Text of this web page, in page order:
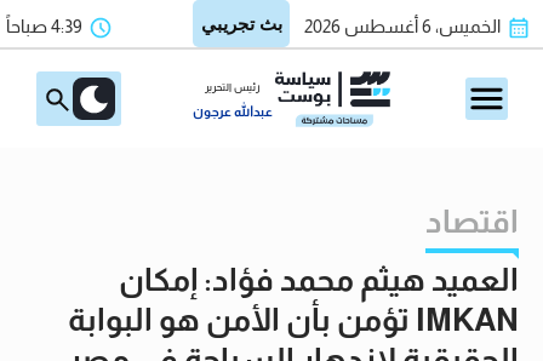
الخميس، 6 أغسطس 2026 4:39 صباحاً
رئيس التحرير
عبدالله عرجون
اقتصاد
العميد هيثم محمد فؤاد: إمكان
IMKAN تؤمن بأن الأمن هو البوابة